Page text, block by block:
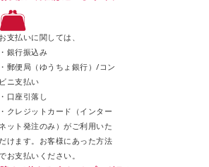
スティックのり
クリップ
カッター
支払いに関しては、
銀行振込み
郵便局（ゆうちょ銀行）/コン
ニ支払い
口座引落し
クレジットカード（インター
ット発注のみ）がご利用いた
けます。お客様にあった方法
お支払いください。